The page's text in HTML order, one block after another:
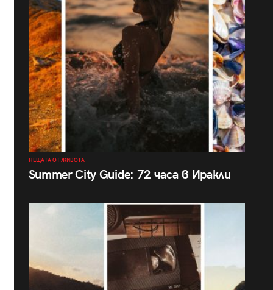
НЕЩАТА ОТ ЖИВОТА
Summer City Guide: 72 часа в Иракли